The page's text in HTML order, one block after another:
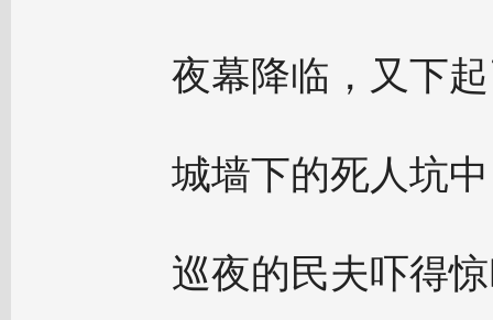
夜幕降临，又下
城墙下的死人坑
巡夜的民夫吓得